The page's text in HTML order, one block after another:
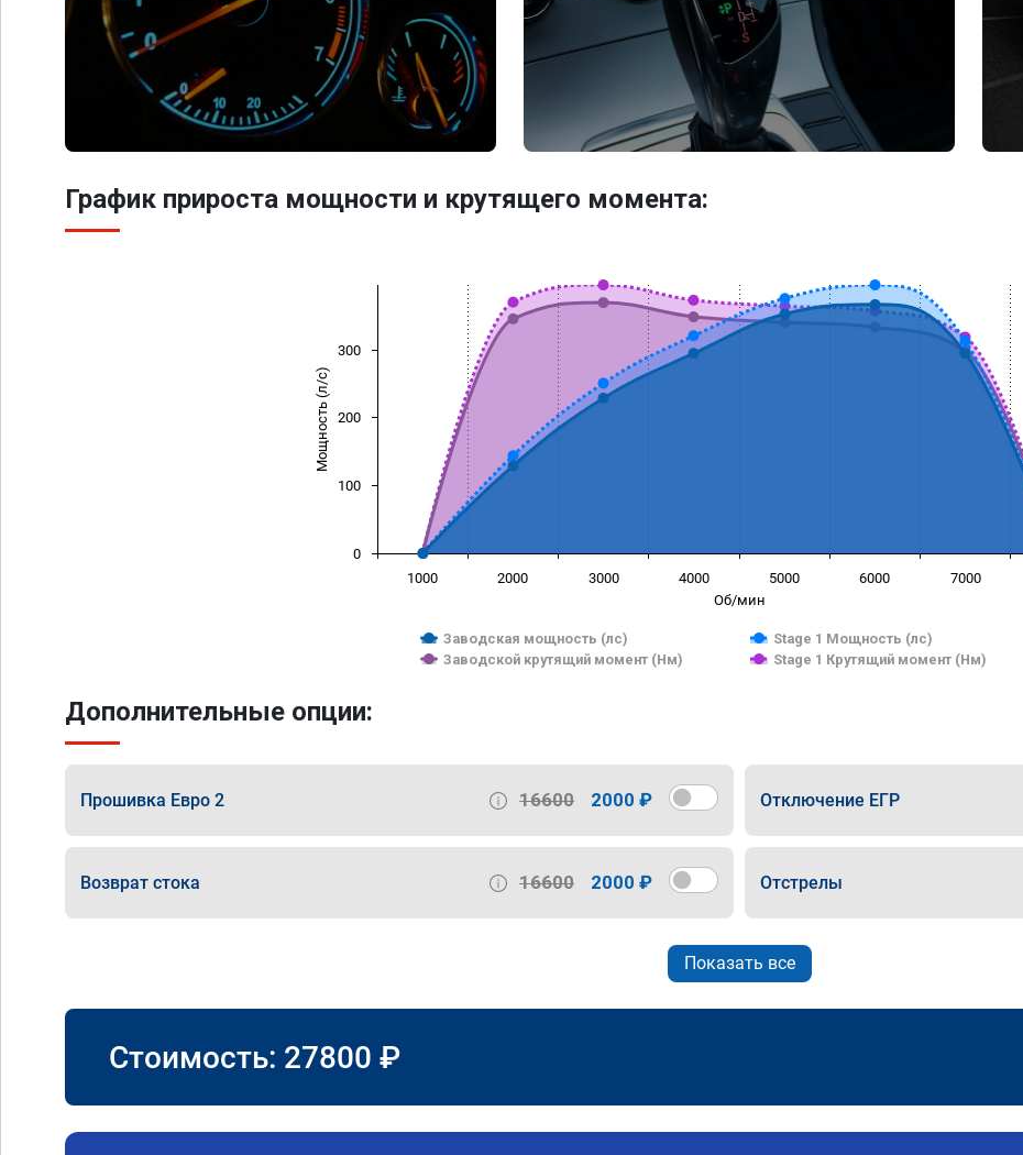
График прироста мощности и крутящего момента:
Об/мин
Мощность (л/с)
Заводская мощность (лс)
Stage 1 Мощность (лс)
Заводской крутящий момент (Нм)
Stage 1 Крутящий момент (Нм)
1000 2000 3000 4000 5000 6000 7000
0
100
200
300
Дополнительные опции:
Прошивка Евро 2 16600 2000 ₽ Отключение ЕГР
Возврат стока 16600 2000 ₽ Отстрелы
Показать все
Стоимость: 27800 ₽